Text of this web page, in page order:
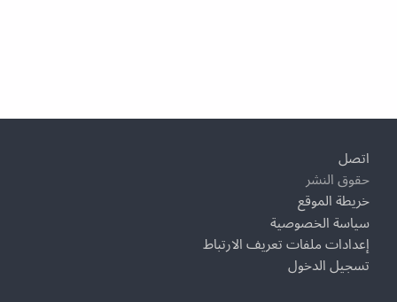
Footer
اتصل
حقوق النشر
خريطة الموقع
سياسة الخصوصية
إعدادات ملفات تعريف الارتباط
تسجيل الدخول